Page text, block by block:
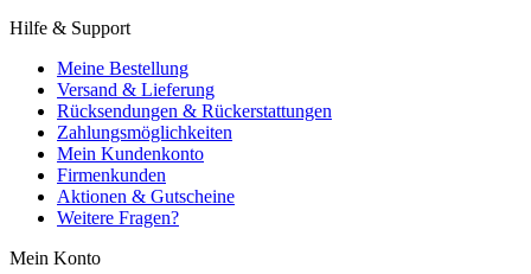
Hilfe & Support
Meine Bestellung
Versand & Lieferung
Rücksendungen & Rückerstattungen
Zahlungsmöglichkeiten
Mein Kundenkonto
Firmenkunden
Aktionen & Gutscheine
Weitere Fragen?
Mein Konto